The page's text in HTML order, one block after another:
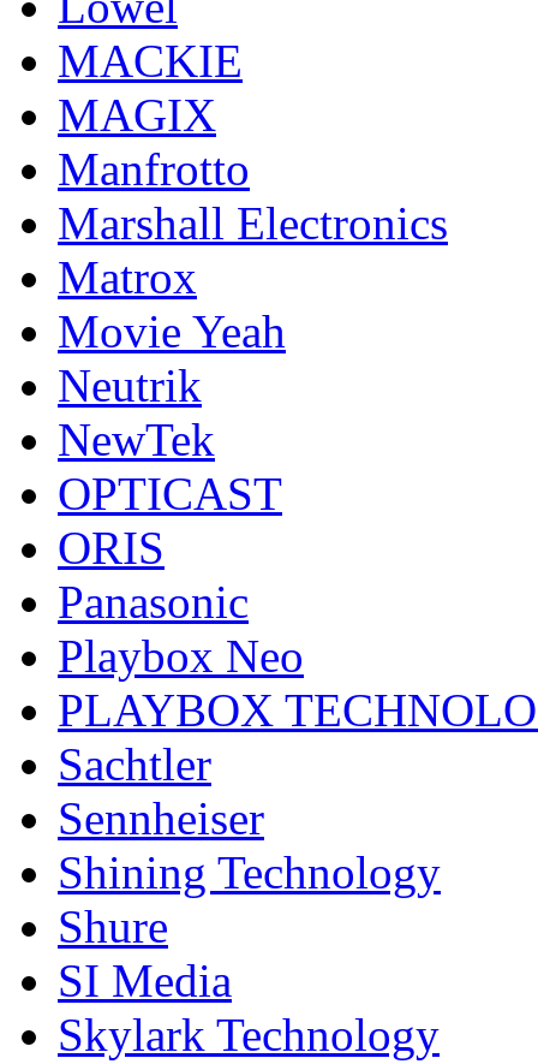
MACKIE
MAGIX
Manfrotto
Marshall Electronics
Matrox
Movie Yeah
Neutrik
NewTek
OPTICAST
ORIS
Panasonic
Playbox Neo
PLAYBOX
Sachtler
Sennheiser
Shining Technology
Shure
SI Media
Skylark Technology